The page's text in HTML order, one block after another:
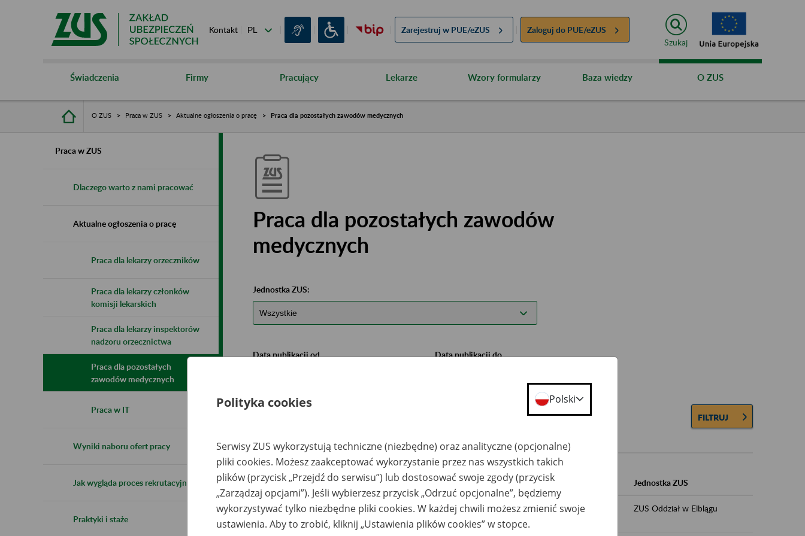
Kontakt Zarejestruj w PUE/eZUS Zaloguj do PUE/eZUS
Szukaj
Świadczenia Firmy Pracujący Lekarze Wzory formularzy Baza wiedzy O ZUS
O ZUS Praca w ZUS Aktualne ogłoszenia o pracę Praca dla pozostałych zawodów medycznych
Praca w ZUS
Dlaczego warto z nami pracować
Aktualne ogłoszenia o pracę
Praca dla lekarzy orzeczników
Praca dla lekarzy członków
komisji lekarskich
Praca dla lekarzy inspektorów
nadzoru orzecznictwa
Praca dla pozostałych
zawodów medycznych
Praca w IT
Wyniki naboru ofert pracy
Jak wygląda proces rekrutacyjny
Praktyki i staże
Praca dla pozostałych zawodów
medycznych
Jednostka ZUS:
Data publikacji od Data publikacji do
FILTRUJ
Data publikacji Ogłoszenie na stanowisko Jednostka ZUS
07
sierpnia
2026
Pielęgniarka/Pielęgniarz (k/m) ZUS Oddział w Elblągu
Polityka cookies Polski
Serwisy ZUS wykorzystują techniczne (niezbędne) oraz analityczne (opcjonalne)
pliki cookies. Możesz zaakceptować wykorzystanie przez nas wszystkich takich
plików (przycisk „Przejdź do serwisu”) lub dostosować swoje zgody (przycisk
„Zarządzaj opcjami”). Jeśli wybierzesz przycisk „Odrzuć opcjonalne”, będziemy
wykorzystywać tylko niezbędne pliki cookies. W każdej chwili możesz zmienić swoje
ustawienia. Aby to zrobić, kliknij „Ustawienia plików cookies” w stopce.